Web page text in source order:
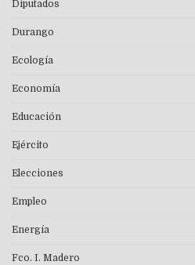
Diputados
Durango
Ecología
Economía
Educación
Ejército
Elecciones
Empleo
Energía
Fco. I. Madero